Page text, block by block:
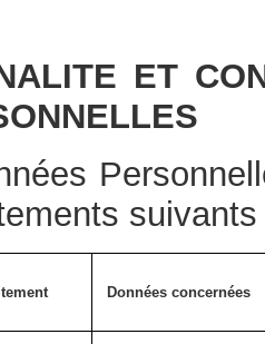
ET
Données concernées